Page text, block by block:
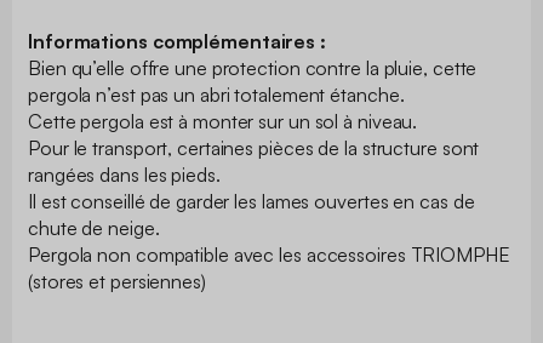
Informations complémentaires :
Bien qu’elle offre une protection contre la pluie, cette
pergola n’est pas un abri totalement étanche.
Cette pergola est à monter sur un sol à niveau.
Pour le transport, certaines pièces de la structure sont
rangées dans les pieds.
Il est conseillé de garder les lames ouvertes en cas de
chute de neige.
Pergola non compatible avec les accessoires TRIOMPHE
(stores et persiennes)